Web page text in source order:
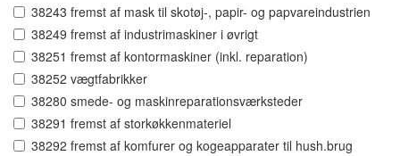
38243 fremst af mask til skotøj-, papir- og papvareindustrien
38249 fremst af industrimaskiner i øvrigt
38251 fremst af kontormaskiner (inkl. reparation)
38252 vægtfabrikker
38280 smede- og maskinreparationsværksteder
38291 fremst af storkøkkenmateriel
38292 fremst af komfurer og kogeapparater til hush.brug